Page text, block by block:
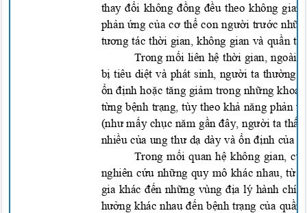
thay đổi không đồng đều theo không
phản ứng của cơ thể con người trước
tương tác thời gian, không gian và quần
Trong mối liên hệ thời gian, ngoài
bị tiêu diệt và phát sinh, người ta thường
ổn định hoặc tăng giảm trong những
từng bệnh trạng, tùy theo khả năng phản
(như mấy chục năm gần đây, người ta
nhiều của ung thư dạ dày và ổn định của
Trong mối quan hệ không gian,
nghiêncứu những quy mô khác nhau, từ
gia khác đến những vùng địa lý hành
hưởng khác nhau đến bệnh trạng của